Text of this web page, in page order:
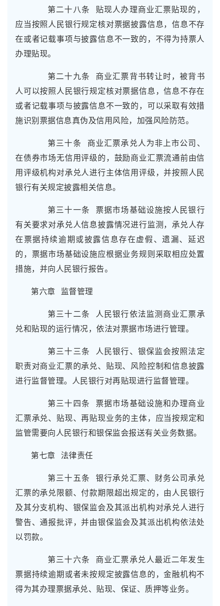
第二十八条 贴现人办理商业汇票贴现的，
应当按照人民银行规定核对票据披露信息，信息不存
在或者记载事项与披露信息不一致的，不得为持票人
办理贴现。
第二十九条 商业汇票背书转让时，被背书
人可以按照人民银行规定核对票据信息，信息不存在
或者记载事项与披露信息不一致的，可以采取有效措
施识别票据信息真伪及信用风险，加强风险防范。
第三十条 商业汇票承兑人为非上市公司、
在债券市场无信用评级的，鼓励商业汇票流通前由信
用评级机构对承兑人进行主体信用评级，并按照人民
银行有关规定披露相关信息。
第三十一条 票据市场基础设施按人民银行
有关要求对承兑人信息披露情况进行监测，承兑人存
在票据持续逾期或披露信息存在虚假、遗漏、延迟
的，票据市场基础设施应根据业务规则采取相应处置
措施，并向人民银行报告。
第六章 监督管理
第三十二条 人民银行依法监测商业汇票承
兑和贴现的运行情况，依法对票据市场进行管理。
第三十三条 人民银行、银保监会按照法定
职责对商业汇票的承兑、贴现、风险控制和信息披露
进行监督管理。人民银行对再贴现进行监督管理。
第三十四条 票据市场基础设施和办理商业
汇票承兑、贴现、再贴现业务的主体，应当按规定和
监管需要向人民银行和银保监会报送有关业务数据。
第七章 法律责任
第三十五条 银行承兑汇票、财务公司承兑
汇票的承兑限额、付款期限超出规定的，由人民银行
及其分支机构、银保监会及其派出机构对承兑人进行
警告、通报批评，并由银保监会及其派出机构依法处
以罚款。
第三十六条 商业汇票承兑人最近二年发生
票据持续逾期或者未按规定披露信息的，金融机构不
得为其办理票据承兑、贴现、保证、质押等业务。